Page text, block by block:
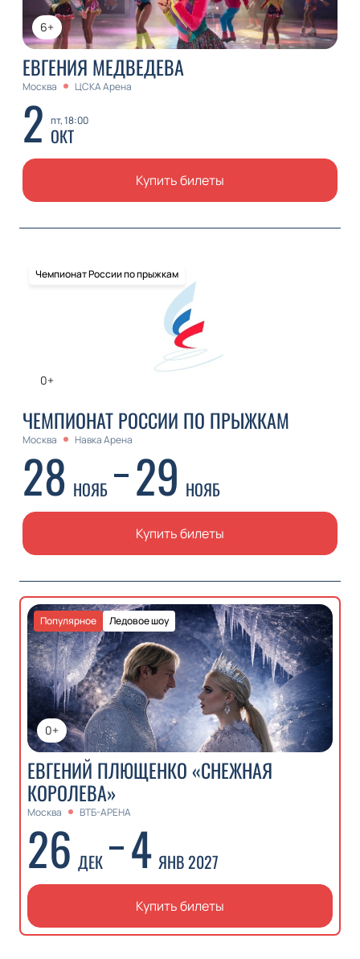
6+
ЕВГЕНИЯ МЕДВЕДЕВА
Москва ЦСКА Арена
2 пт, 18:00
ОКТ
Купить билеты
0+
Чемпионат России по прыжкам
ЧЕМПИОНАТ РОССИИ ПО ПРЫЖКАМ
Москва Навка Арена
28 НОЯБ 29 НОЯБ
Купить билеты
0+
Ледовое шоу
Популярное
ЕВГЕНИЙ ПЛЮЩЕНКО «СНЕЖНАЯ
КОРОЛЕВА»
Москва ВТБ-АРЕНА
26 ДЕК 4 ЯНВ 2027
Купить билеты